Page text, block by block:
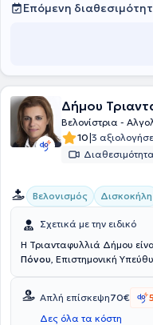
Επόμενη
Δήμου
Βελονίστρια -
10|3
Βελονισμός Δισκοκήλη
Σχετικά με την ειδικό
H Τριανταφυλλιά Δήμου
Πόνου, Επιστημονική
πτυχιούχος Ιατρικής από
Πανεπιστήμιο Αθηνών, με
εξειδίκευση στη
Απλή επίσκεψη70€
Δες όλα τα κόστη